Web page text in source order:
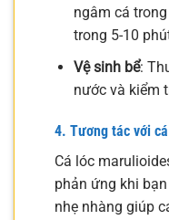
ngâm cá
trong 5-10
Vệ sinh bể:
nước và kiểm
4. Tương tác với cá
Cá lóc
phản ứng khi
nhẹ nhàng giúp